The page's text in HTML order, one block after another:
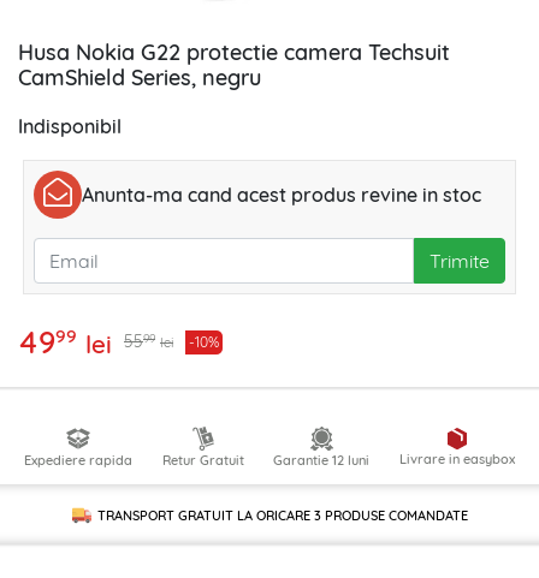
Husa Nokia G22 protectie camera Techsuit
CamShield Series, negru
Indisponibil
Anunta-ma cand acest produs revine in stoc
Trimite
4999 lei 5599 lei -10%
Expediere rapida Retur Gratuit Garantie 12 luni Livrare in easybox
TRANSPORT GRATUIT LA ORICARE 3 PRODUSECOMANDATE